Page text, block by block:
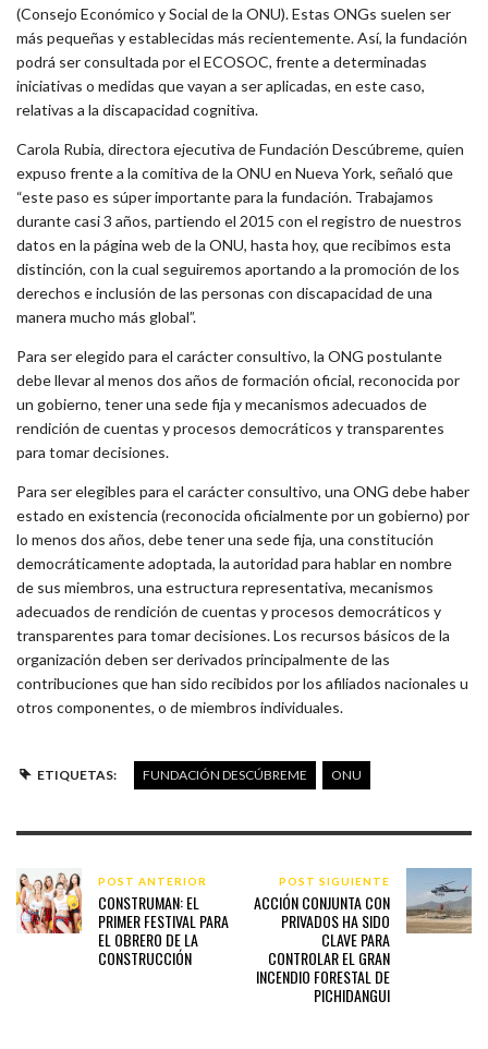
(Consejo Económico y Social de la ONU). Estas ONGs suelen ser
más pequeñas y establecidas más recientemente. Así, la fundación
podrá ser consultada por el ECOSOC, frente a determinadas
iniciativas o medidas que vayan a ser aplicadas, en este caso,
relativas a la discapacidad cognitiva.
Carola Rubia, directora ejecutiva de Fundación Descúbreme, quien
expuso frente a la comitiva de la ONU en Nueva York, señaló que
“este paso es súper importante para la fundación. Trabajamos
durante casi 3 años, partiendo el 2015 con el registro de nuestros
datos en la página web de la ONU, hasta hoy, que recibimos esta
distinción, con la cual seguiremos aportando a la promoción de los
derechos e inclusión de las personas con discapacidad de una
manera mucho más global”.
Para ser elegido para el carácter consultivo, la ONG postulante
debe llevar al menos dos años de formación oficial, reconocida por
un gobierno, tener una sede fija y mecanismos adecuados de
rendición de cuentas y procesos democráticos y transparentes
para tomar decisiones.
Para ser elegibles para el carácter consultivo, una ONG debe haber
estado en existencia (reconocida oficialmente por un gobierno) por
lo menos dos años, debe tener una sede fija, una constitución
democráticamente adoptada, la autoridad para hablar en nombre
de sus miembros, una estructura representativa, mecanismos
adecuados de rendición de cuentas y procesos democráticos y
transparentes para tomar decisiones. Los recursos básicos de la
organización deben ser derivados principalmente de las
contribuciones que han sido recibidos por los afiliados nacionales u
otros componentes, o de miembros individuales.
ETIQUETAS: FUNDACIÓN DESCÚBREME ONU
POST ANTERIOR
CONSTRUMAN: EL
PRIMER FESTIVAL PARA
EL OBRERO DE LA
CONSTRUCCIÓN
POST SIGUIENTE
ACCIÓN CONJUNTA CON
PRIVADOS HA SIDO
CLAVE PARA
CONTROLAR EL GRAN
INCENDIO FORESTAL DE
PICHIDANGUI